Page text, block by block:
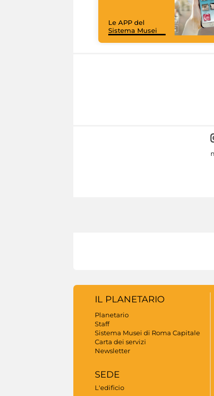
Le APP del
Sistema Musei
IL PLANETARIO
Planetario
Staff
Sistema Musei di Roma Capitale
Carta dei servizi
Newsletter
SEDE
L'edificio